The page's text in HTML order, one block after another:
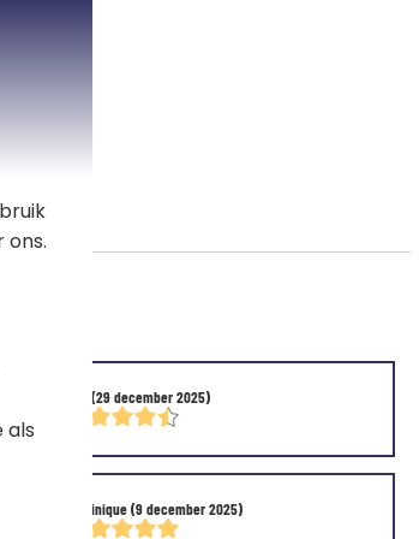
(29 december 2025)
Dominique(9 december 2025)
ons.
als